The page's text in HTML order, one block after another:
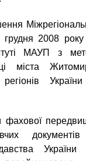
грудня 2008
МАУП з
міста
фахової
України